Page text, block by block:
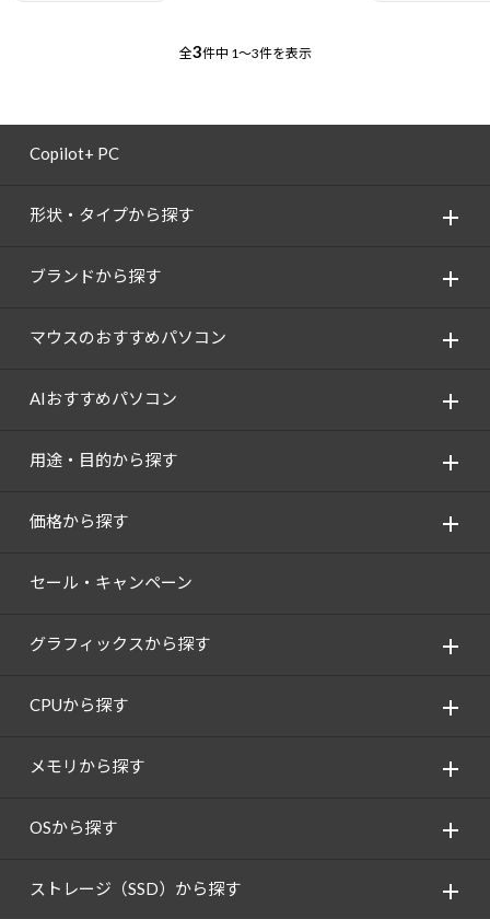
全3件中 1～3件を表示
Copilot+ PC
形状・タイプから探す
ブランドから探す
マウスのおすすめパソコン
AIおすすめパソコン
用途・目的から探す
価格から探す
セール・キャンペーン
グラフィックスから探す
CPUから探す
メモリから探す
OSから探す
ストレージ（SSD）から探す